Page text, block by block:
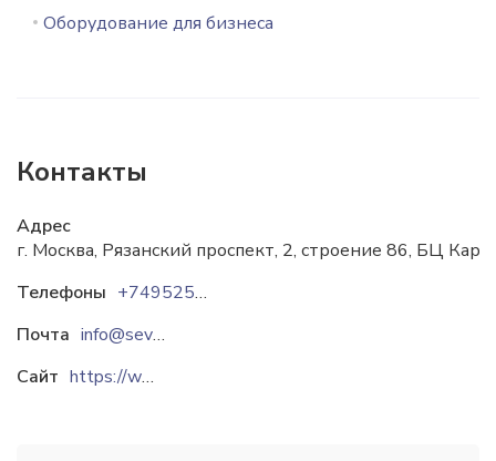
Оборудование для бизнеса
Контакты
Адрес
г. Москва, Рязанский проспект, 2, строение 86, БЦ
Телефоны
+74952520828
Почта
info@severcon.ru
Сайт
https://www.severcon.ru